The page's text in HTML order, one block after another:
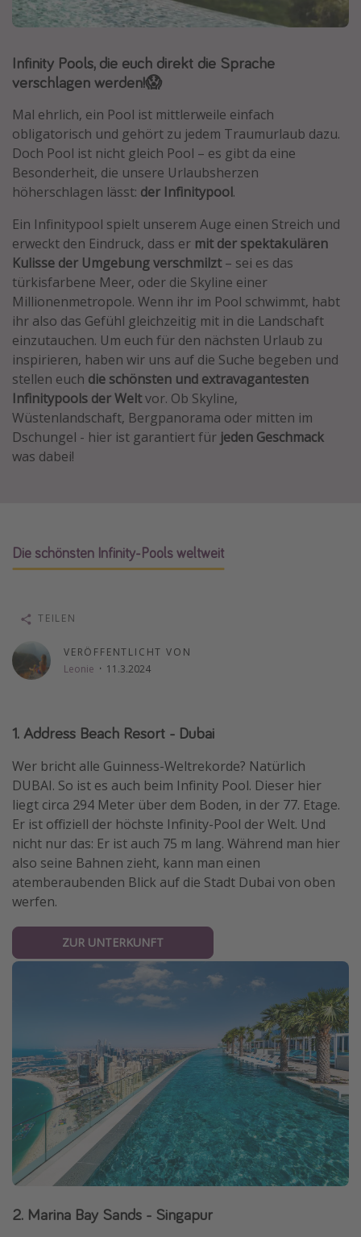
Normandie Urlaub
St. Lucia Urlaub
Krabi Urlaub
Tulum Urlaub
Sri Lanka Rundreise
Japan Rundreise
Reisethemen
Alle Reisethemen
Wellnessurlaub
Disneyland Paris
Roadtrips
Wochenendtrip
Singlereisen
Strandurlaub
Gruppenreisen
Reise Journal
Familienurlaub in der Türkei
Rundreisen in Thailand
Travel Know How
Silvesterreisen
Last Minute Urlaub Mallorca
Last Minute Urlaub Deutschland
Infinity Pools, die euch direkt die Sprache
verschlagen werden!😱
Mal ehrlich, ein Pool ist mittlerweile einfach
obligatorisch und gehört zu jedem Traumurlaub dazu.
Doch Pool ist nicht gleich Pool – es gibt da eine
Besonderheit, die unsere Urlaubsherzen
höherschlagen lässt: der Infinitypool.
Ein Infinitypool spielt unserem Auge einen Streich und
erweckt den Eindruck, dass er mit der spektakulären
Kulisse der Umgebung verschmilzt– sei es das
türkisfarbene Meer, oder die Skyline einer
Millionenmetropole. Wenn ihr im Pool schwimmt, habt
ihr also das Gefühl gleichzeitig mit in die Landschaft
einzutauchen. Um euch für den nächsten Urlaub zu
inspirieren, haben wir uns auf die Suche begeben und
stellen euch die schönsten und extravagantesten
Infinitypools der Weltvor. Ob Skyline,
Wüstenlandschaft, Bergpanorama oder mitten im
Dschungel - hier ist garantiert für jeden Geschmack
was dabei!
Die schönsten Infinity-Pools weltweit
VERÖFFENTLICHT VON
Leonie · 11.3.2024
TEILEN
1. Address Beach Resort - Dubai
Wer bricht alle Guinness-Weltrekorde? Natürlich
DUBAI. So ist es auch beim Infinity Pool. Dieser hier
liegt circa 294 Meter über dem Boden, in der 77. Etage.
Er ist offiziell der höchste Infinity-Pool der Welt. Und
nicht nur das: Er ist auch 75 m lang. Während man hier
also seine Bahnen zieht, kann man einen
atemberaubenden Blick auf die Stadt Dubai von oben
werfen.
ZUR UNTERKUNFT
2. Marina Bay Sands - Singapur